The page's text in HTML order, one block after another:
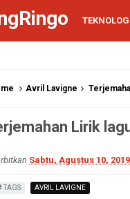
Avril Lavigne
Lirik
Sabtu, Agustus 10, 2019
TAGS AVRIL LAVIGNE